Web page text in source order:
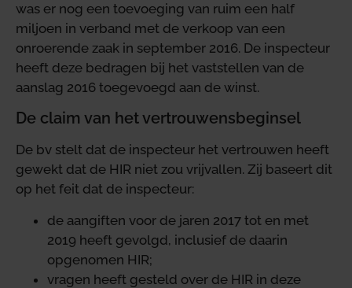
was er nog een toevoeging van ruim een half
miljoen in verband met de verkoop van een
onroerende zaak in september 2016. De inspecteur
heeft deze bedragen bij het vaststellen van de
aanslag 2016 toegevoegd aan de winst.
De claim van het vertrouwensbeginsel
De bv stelt dat de inspecteur het vertrouwen heeft
gewekt dat de HIR niet zou vrijvallen. Zij baseert dit
op het feit dat de inspecteur:
de aangiften voor de jaren 2017 tot en met
2019 heeft gevolgd, inclusief de daarin
opgenomen HIR;
vragen heeft gesteld over de HIR in deze